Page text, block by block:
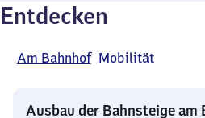
Entdecken
Am Bahnhof Mobilität
Ausbau der Bahnsteige am